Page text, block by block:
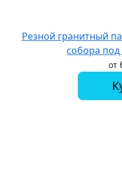
Резной гранитный
собора
от